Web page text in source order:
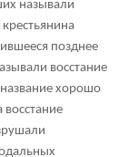
называли
позднее
восстание
хорошо
восстание